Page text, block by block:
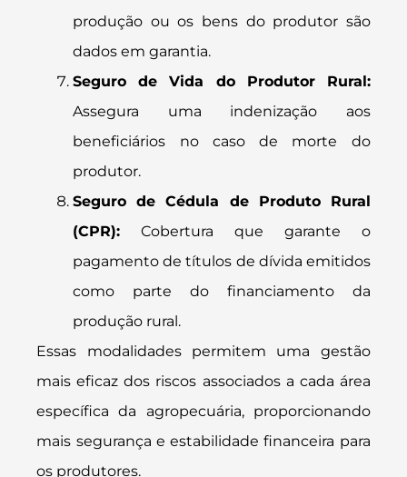
produção ou os bens do produtor são
dados em garantia.
Seguro de Vida do Produtor Rural:
Assegura uma indenização aos
beneficiários no caso de morte do
produtor.
Seguro de Cédula de Produto Rural
(CPR): Cobertura que garante o
pagamento de títulos de dívida emitidos
como parte do financiamento da
produção rural.
Essas modalidades permitem uma gestão
mais eficaz dos riscos associados a cada área
específica da agropecuária, proporcionando
mais segurança e estabilidade financeira para
os produtores.